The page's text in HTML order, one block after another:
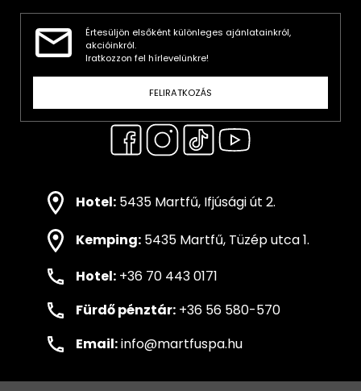
Értesüljön elsőként különleges ajánlatainkról,
akcióinkról.
Iratkozzon fel hírlevelünkre!
FELIRATKOZÁS
Hotel: 5435 Martfű, Ifjúsági út 2.
Kemping: 5435 Martfű, Tüzép utca 1.
Hotel: +36 70 443 0171
Fürdő pénztár: +36 56 580-570
Email:info@martfuspa.hu